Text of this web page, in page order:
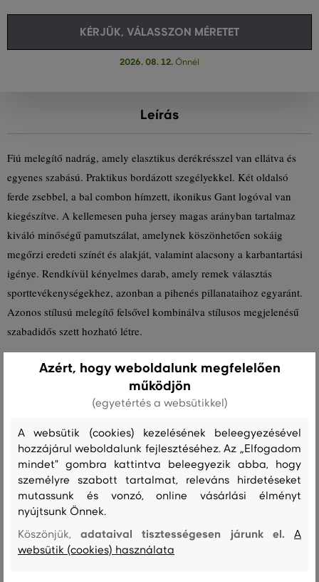
KÉRJÜK, VÁLASSZON MÉRETET
2026. 08. 12. Önnél
Leírás
Fiú melegítő nadrág, amely elasztikus derékrésszel van ellátva és
egyenes szabású. Praktikus bordázott szegélyekkel. Két oldalsó
ferde zsebbel, a bal combon hímzett, ikonikus Gant logóval van
kiegészítve. A kellemesen puha jersey magas arányban tartalmaz
kiváló minőségű pamutszálat, amelynek köszönhetően sokáig
megőrzi eredeti színét és alakját, valamint alacsony a karbantartási
igénye. Rendkívül kényelmes darab, amely remek választás
sporttevékenységekhez, azonban a pihenés pillanataihoz egyaránt.
Azonos stílusú melegítő felsővel kombinálva stílusos megjelenésű
szabadidős szett hozható létre.
Szabás/TípusREGULAR Szezon: FW24
Termék kódja
Összetétel
felső anyag
PAMUT
87 %
ÚJRAHASZNOSÍTOTT POLIÉSZTER
13 %
Azért, hogy weboldalunk megfelelően
működjön
(egyetértés a websütikkel)
A websütik (cookies) kezelésének beleegyezésével
hozzájárul weboldalunk fejlesztéséhez. Az „Elfogadom
mindet" gombra kattintva beleegyezik abba, hogy
személyre szabott tartalmat, releváns hirdetéseket
mutassunk és vonzó, online vásárlási élményt
nyújtsunk Önnek.
Köszönjük,adataival tisztességesen járunk el.A
websütik (cookies) használata